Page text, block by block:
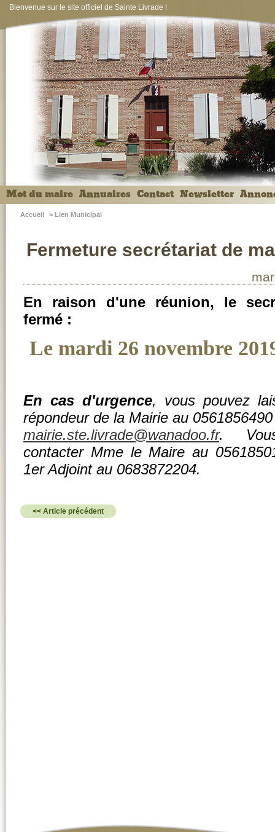
Bienvenue sur le site officiel de Sainte Livrade !
Mot du maire Annuaires Contact Newsletter
Accueil > Lien Municipal
Fermeture secrétariat de
En raison d'une réunion, le
fermé :
Le mardi 26 novembre
En cas d'urgence, vous pouvez
répondeur de la Mairie au
mairie.ste.livrade@wanadoo.fr.
contacter Mme le Maire au
1er Adjoint au 0683872204.
<< Article précédent